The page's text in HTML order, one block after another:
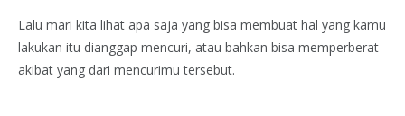
Lalu mari kita lihat apa saja yang bisa membuat hal yang kamu
lakukan itu dianggap mencuri, atau bahkan bisa memperberat
akibat yang dari mencurimu tersebut.